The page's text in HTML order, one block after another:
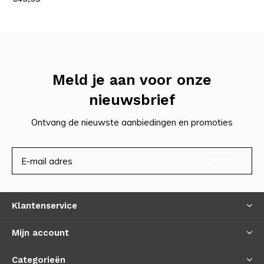
roestvrijstalen karabijnhaak bij. Hiermee klik je hem
muurvast, maar toch snel bereikbaar aan je
sleutelbos of rugzak.
zijn via de app in te stellen, en de Pro-versie is door
de nieuwste updates al veilig te gebruiken bij
kinderen vanaf 3 jaar.
Meld je aan voor onze
nieuwsbrief
Ontvang de nieuwste aanbiedingen en promoties
Klantenservice
Mijn account
Categorieën